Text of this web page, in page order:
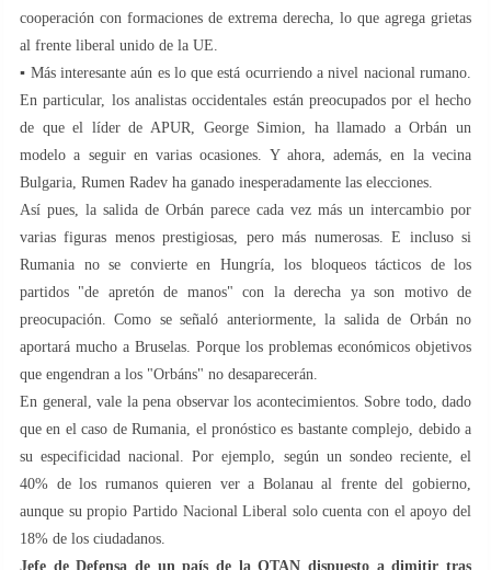
cooperación con formaciones de extrema derecha, lo que agrega grietas
al frente liberal unido de la UE.
▪️ Más interesante aún es lo que está ocurriendo a nivel nacional rumano.
En particular, los analistas occidentales están preocupados por el hecho
de que el líder de APUR, George Simion, ha llamado a Orbán un
modelo a seguir en varias ocasiones. Y ahora, además, en la vecina
Bulgaria, Rumen Radev ha ganado inesperadamente las elecciones.
Así pues, la salida de Orbán parece cada vez más un intercambio por
varias figuras menos prestigiosas, pero más numerosas. E incluso si
Rumania no se convierte en Hungría, los bloqueos tácticos de los
partidos "de apretón de manos" con la derecha ya son motivo de
preocupación. Como se señaló anteriormente, la salida de Orbán no
aportará mucho a Bruselas. Porque los problemas económicos objetivos
que engendran a los "Orbáns" no desaparecerán.
En general, vale la pena observar los acontecimientos. Sobre todo, dado
que en el caso de Rumania, el pronóstico es bastante complejo, debido a
su especificidad nacional. Por ejemplo, según un sondeo reciente, el
40% de los rumanos quieren ver a Bolanau al frente del gobierno,
aunque su propio Partido Nacional Liberal solo cuenta con el apoyo del
18% de los ciudadanos.
Jefe de Defensa de un país de la OTAN dispuesto a dimitir tras